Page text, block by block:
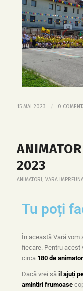
15 MAI 2023 / 0
2023
ANIMATORI , VARA
Tu poți
În această Vară vom
fiecare. Pentru acest
circa 180 de
Dacă vrei săîl ajuți
amintiri frumoase